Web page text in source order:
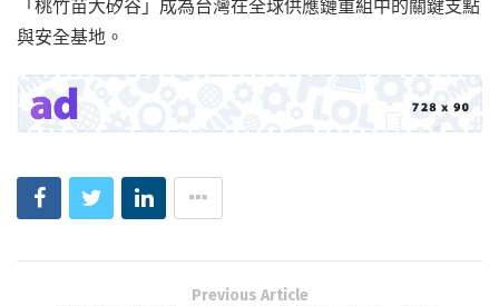
「桃竹苗大矽谷」成為台灣在全球供應鏈重組中的關鍵支點
與安全基地。
Previous Article